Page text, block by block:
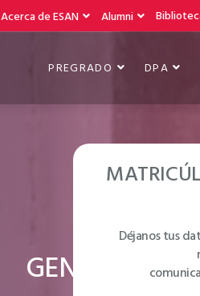
Acerca de ESAN Alumni
PREGRADO DPA
GENERAL
Déjanos tus